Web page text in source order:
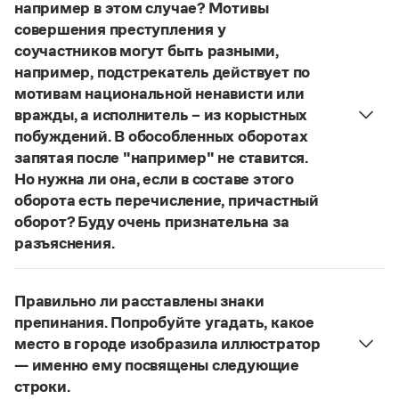
Словари русского языка как государственного
Справочники
Правила русской орфографии и пунктуации
Русский язык. Краткий теоретический курс
для школьников
Письмовник
Справочник по пунктуации
Словарь-справочник трудностей
Справочник по фразеологии
Азбучные истины
Словарь-справочник непростые слова
Журнал
Новости и события
Управление в русском языке
Словарь русских имён
Словарь методических терминов
Правила русской орфографии и пунктуации
(1956)
например в этом случае? Мотивы
совершения преступления у
соучастников могут быть разными,
например, подстрекатель действует по
мотивам национальной ненависти или
вражды, а исполнитель – из корыстных
побуждений. В обособленных оборотах
запятая после "например" не ставится.
Но нужна ли она, если в составе этого
оборота есть перечисление, причастный
оборот? Буду очень признательна за
разъяснения.
В § 94«Правил русской орфографии и пунктуации»
слова и сочетания слов, стоящие на границе
частей сложного предложения и относящиеся к
следующему за ними предложению,
не отделяются от него запятой:Послышался
резкий стук, должно быть сорвалась ставня
Правильно ли расставлены знаки
препинания. Попробуйте угадать, какое
место в городе изобразила иллюстратор
— именно ему посвящены следующие
строки.